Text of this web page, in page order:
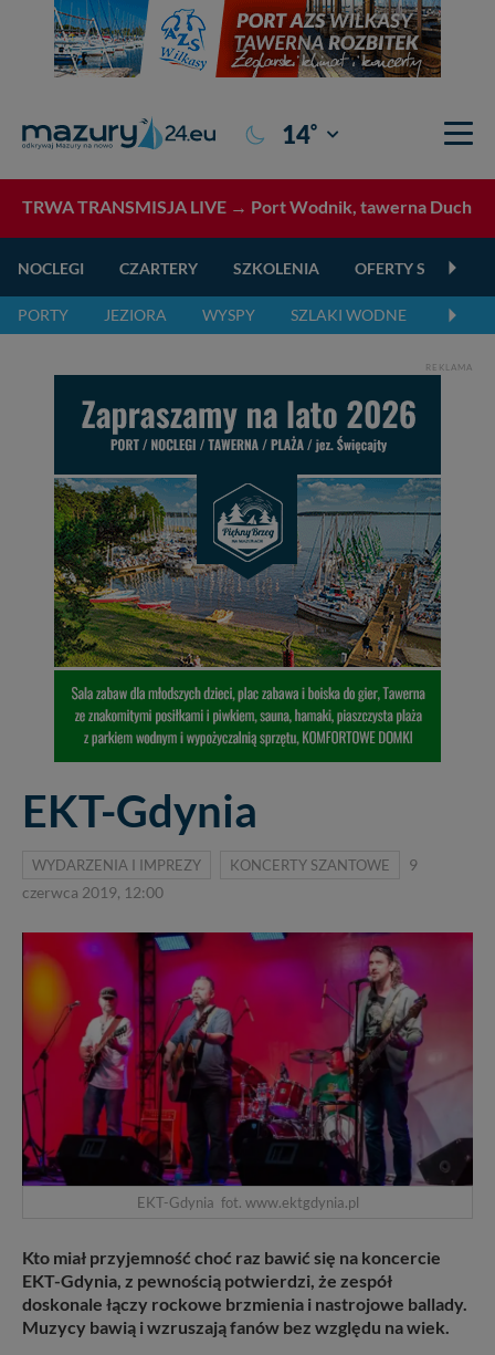
14° Giżycko
TRWA TRANSMISJA LIVE → Port Wodnik, tawerna Duch
NOCLEGI CZARTERY SZKOLENIA OFERTY
PORTY JEZIORA WYSPY SZLAKI WODNE
REKLAMA
EKT-Gdynia
WYDARZENIA I IMPREZY KONCERTY SZANTOWE
9
czerwca 2019, 12:00
EKT-Gdynia fot. www.ektgdynia.pl
Kto miał przyjemność choć raz bawić się na koncercie
EKT-Gdynia, z pewnością potwierdzi, że zespół
doskonale łączy rockowe brzmienia i nastrojowe ballady.
Muzycy bawią i wzruszają fanów bez względu na wiek.